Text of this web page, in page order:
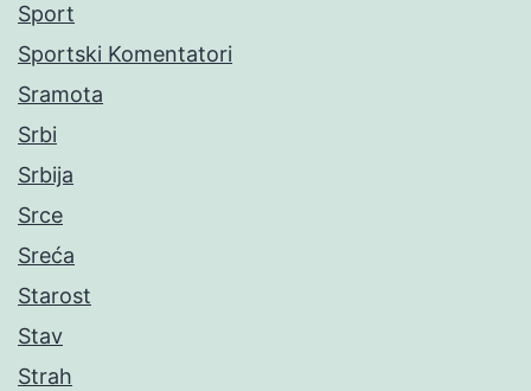
Sport
Sportski Komentatori
Sramota
Srbi
Srbija
Srce
Sreća
Starost
Stav
Strah